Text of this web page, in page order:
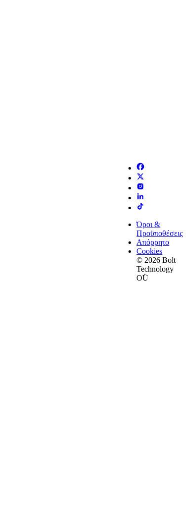
Όροι &
Προϋποθέσεις
Απόρρητο
Cookies
© 2026 Bolt
Technology
OÜ